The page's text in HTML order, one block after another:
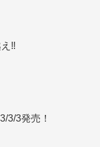
‼️
3/3発売！